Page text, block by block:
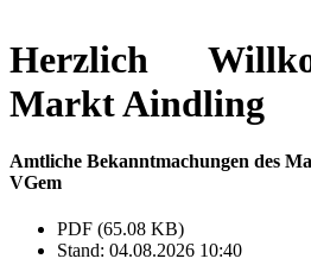
Herzlich
Markt Aindling
Amtliche Bekanntmachungen des
VGem
PDF (65.08 KB)
Stand: 04.08.2026 10:40